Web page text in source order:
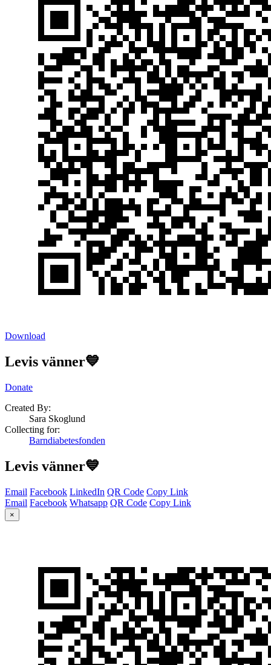
Download
Levis vänner💙
Donate
Created By:
Sara Skoglund
Collecting for:
Barndiabetesfonden
Levis vänner💙
Email Facebook LinkedIn QR Code Copy Link
Email Facebook Whatsapp QR Code Copy Link
×